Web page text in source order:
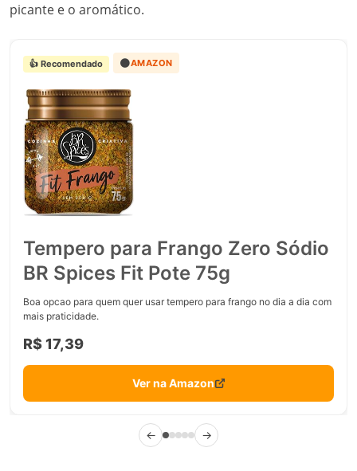
picante e o aromático.
👍 Recomendado 🟠AMAZON
Tempero para Frango Zero Sódio
BR Spices Fit Pote 75g
Boa opcao para quem quer usar tempero para frango no dia a dia com
mais praticidade.
R$ 17,39
Ver na Amazon
← →